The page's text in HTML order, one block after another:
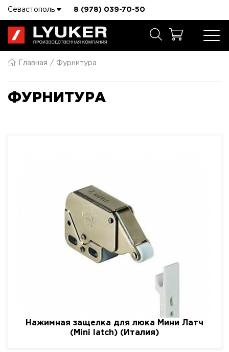
Севастополь 8 (978) 039-70-50
Главная Фурнитура
ФУРНИТУРА
Нажимная защелка для люка Мини Латч
(Mini latch) (Италия)